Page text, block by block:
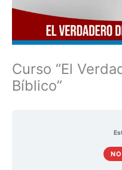
Curso “El
Bíblico”